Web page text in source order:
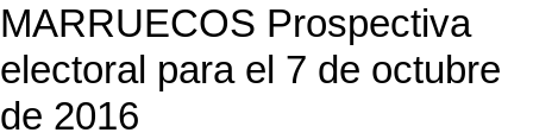
MARRUECOS Prospectiva
electoral para el 7 de octubre
de 2016